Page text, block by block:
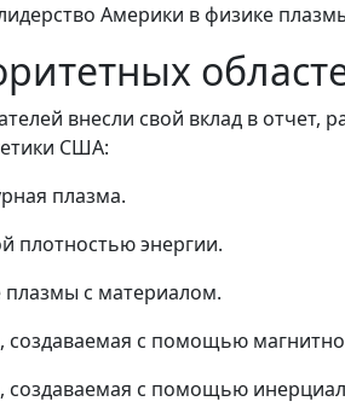
Америки в физике
внесли свой вклад в
США:
плазма.
плотностью энергии.
плазмы с материалом.
создаваемая с помощью
создаваемая с помощью